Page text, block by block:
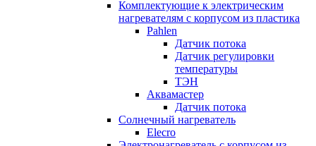
Комплектующие к электрическим
нагревателям с корпусом из пластика
Pahlen
Датчик потока
Датчик регулировки
температуры
ТЭН
Аквамастер
Датчик потока
Солнечный нагреватель
Elecro